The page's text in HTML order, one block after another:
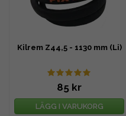
Kilrem Z44,5 - 1130 mm (Li)
85 kr
LÄGG I VARUKORG